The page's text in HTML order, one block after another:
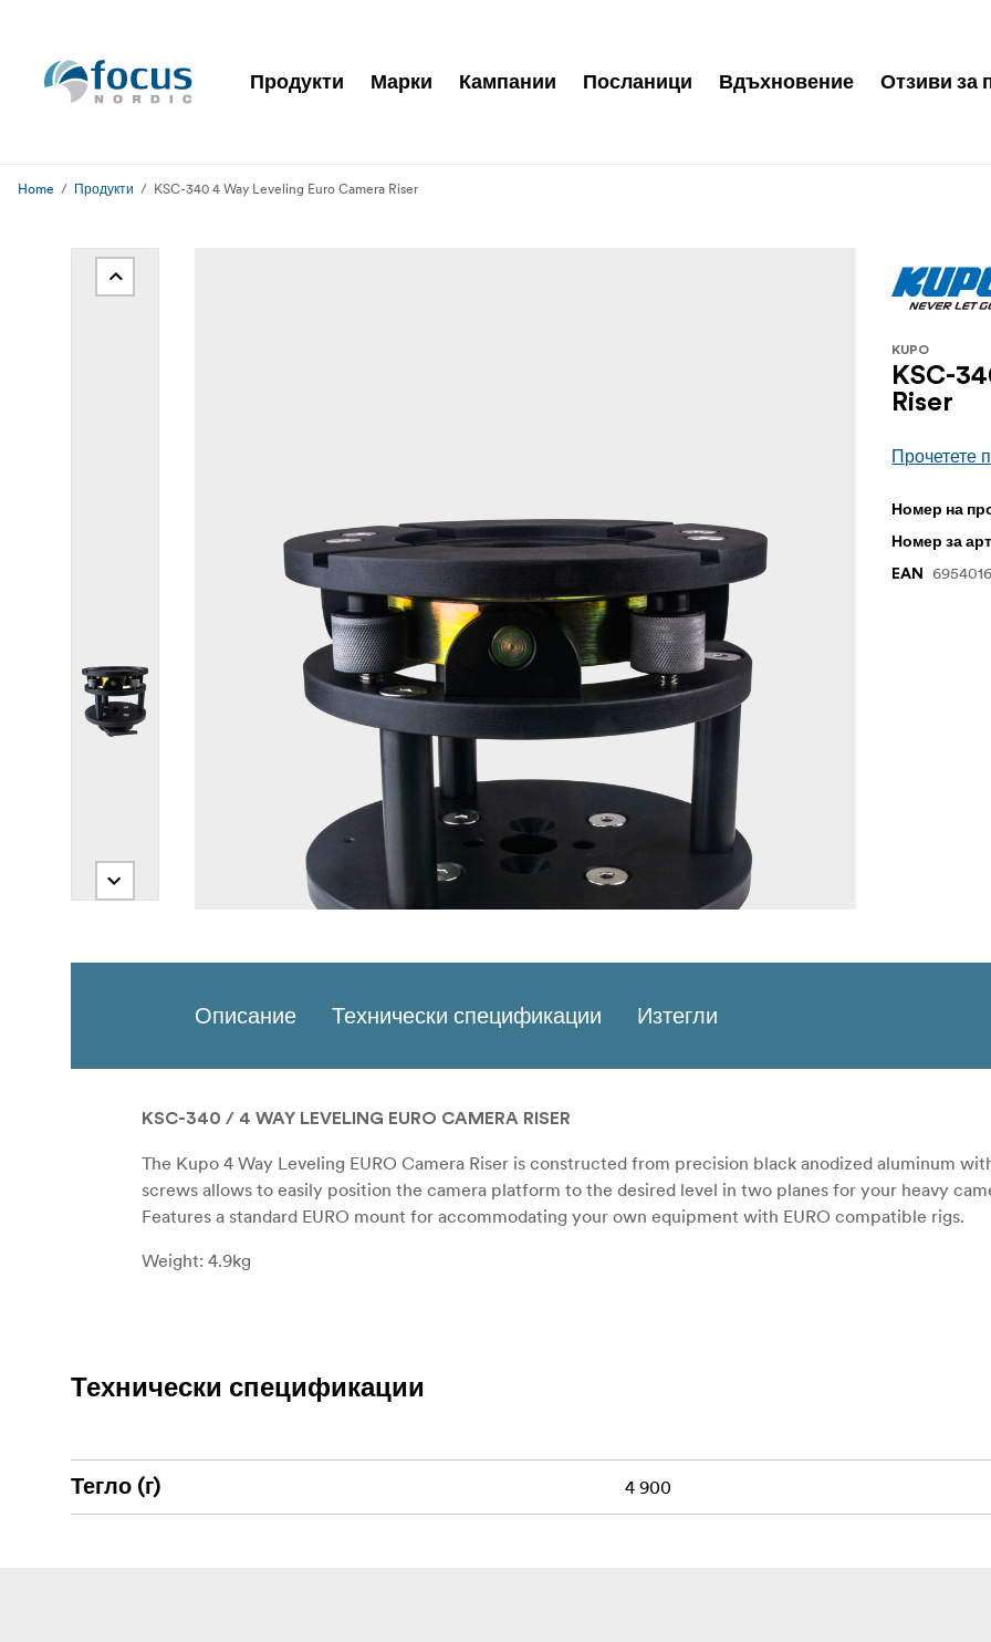
Продукти Марки Кампании Посланици Вдъхновение Отзиви за
Home Продукти KSC-340 4 Way Leveling Euro Camera Riser
KUPO
KSC-
Riser
Прочетете
Номер на
Номер за
EAN
Описание Технически спецификации Изтегли
KSC-340 / 4 WAY LEVELING EURO CAMERA RISER
The Kupo 4 Way Leveling EURO Camera Riser is constructed from precision black anodized aluminum
screws allows to easily position the camera platform to the desired level in two planes for your heavy
Features a standard EURO mount for accommodating your own equipment with EURO compatible rigs.
Weight: 4.9kg
Технически спецификации
Тегло (г) 4 900